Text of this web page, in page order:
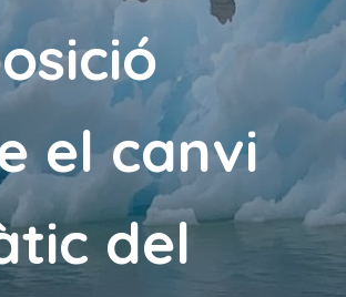
el canvi
del